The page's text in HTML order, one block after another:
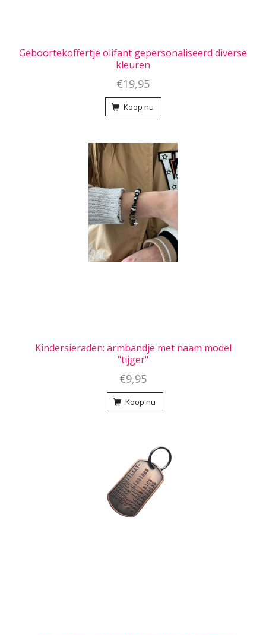
Geboortekoffertje olifant gepersonaliseerd diverse
kleuren
€19,95
Koop nu
Kindersieraden: armbandje met naam model
"tijger"
€9,95
Koop nu